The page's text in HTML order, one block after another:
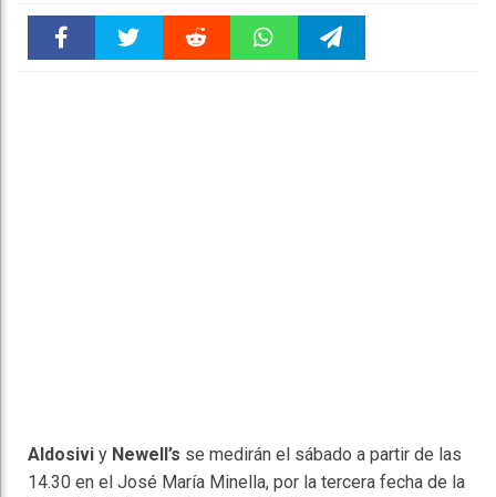
Aldosivi y Newell’s se medirán el sábado a partir de las
14.30 en el José María Minella, por la tercera fecha de la